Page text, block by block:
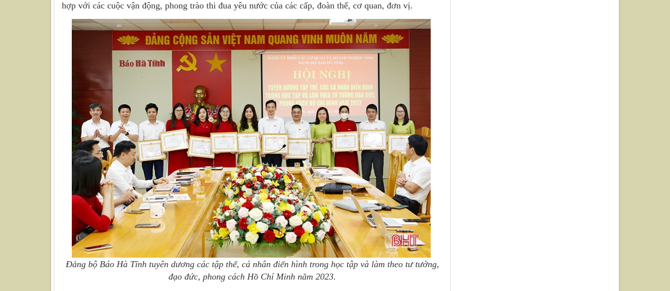
hợp với các cuộc vận động, phong trào thi đua yêu nước của các cấp, đoàn thể, cơ quan, đơn vị.
Đảng bộ Báo Hà Tĩnh tuyên dương các tập thể, cá nhân điển hình trong học tập và làm theo tư tưởng,
đạo đức, phong cách Hồ Chí Minh năm 2023.